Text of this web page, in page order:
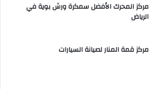
مركز المحرك الأفضل سمكرة ورش بوية في
الرياض
مركز قمة المنار لصيانة السيارات